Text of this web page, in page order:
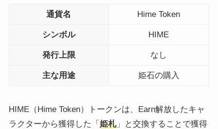
通貨名 Hime Token
シンボル HIME
発行上限 なし
主な用途 姫石の購入
HIME（Hime Token）トークンは、Earn解放したキャ
ラクターから獲得した「 姫札」と交換することで獲得